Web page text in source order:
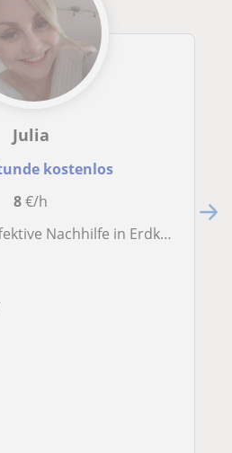
Julia
kostenlos
8€/h
Nachhilfe in Erdkunde!